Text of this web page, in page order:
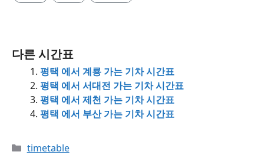
다른 시간표
평택 에서 계룡 가는 기차 시간표
평택 에서 서대전 가는 기차 시간표
평택 에서 제천 가는 기차 시간표
평택 에서 부산 가는 기차 시간표
Categories
timetable